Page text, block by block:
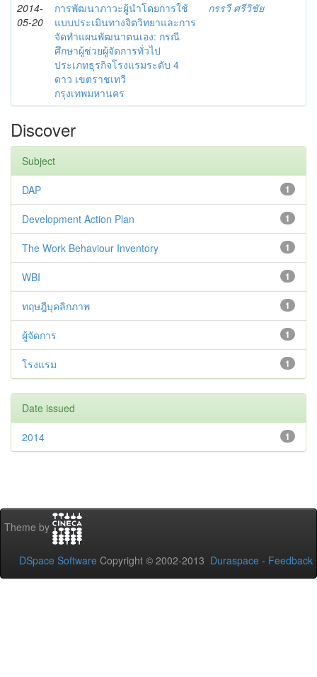
2014-
05-20
การพัฒนาภาวะผู้นำโดยการใช้
แบบประเมินทางจิตวิทยาและการ
จัดทำแผนพัฒนาตนเอง: กรณี
ศึกษาผู้ช่วยผู้จัดการทั่วไป
ประเภทธุรกิจโรงแรมระดับ 4
ดาว เขตราชเทวี
กรุงเทพมหานคร
กรรวี ศรีวิชัย
Discover
Subject
1
DAP
1
Development Action Plan
1
The Work Behaviour Inventory
1
WBI
1
ทฤษฎีบุคลิกภาพ
1
ผู้จัดการ
1
โรงแรม
Date issued
1
2014
Theme by
DSpace Software Copyright © 2002-2013 Duraspace - Feedback